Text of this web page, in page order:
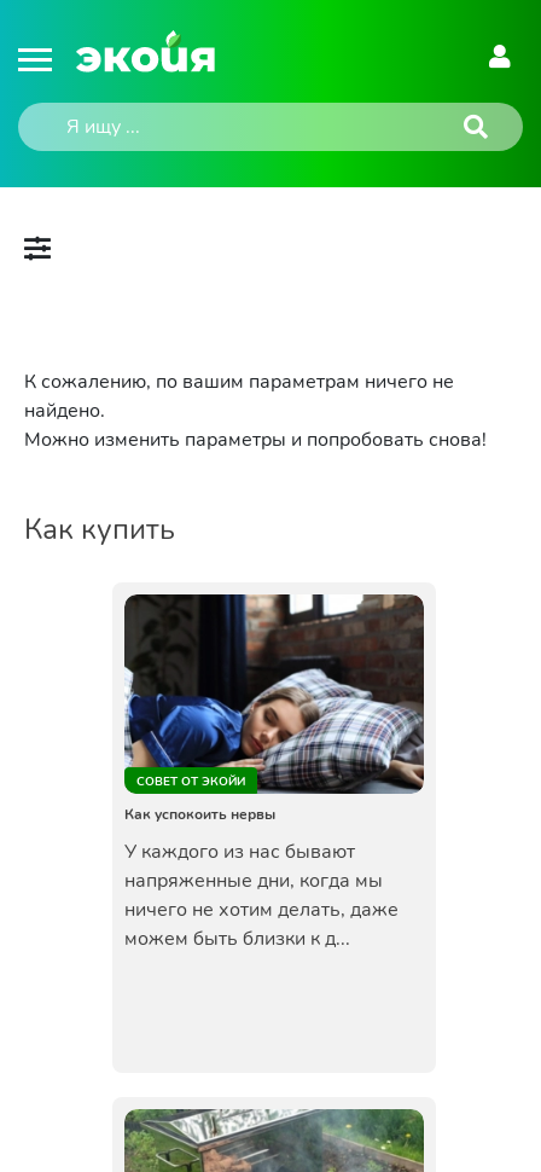
К сожалению, по вашим параметрам ничего не
найдено.
Можно изменить параметры и попробовать снова!
Как купить
СОВЕТ ОТ ЭКОЙИ
Как успокоить нервы
У каждого из нас бывают
напряженные дни, когда мы
ничего не хотим делать, даже
можем быть близки к д...